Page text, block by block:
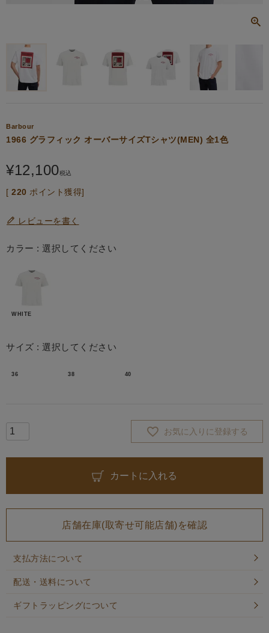
Barbour
1966 グラフィック オーバーサイズTシャツ(MEN) 全1色
¥12,100税込
[ 220 ポイント獲得]
レビューを書く
カラー 選択してください
WHITE
サイズ 選択してください
36 38 40
お気に入りに登録する
カートに入れる
店舗在庫(取寄せ可能店舗)を確認
支払方法について
配送・送料について
ギフトラッピングについて